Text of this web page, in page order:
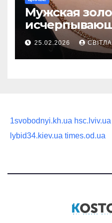
Мужская
руководство
статусного
25.02.2026
1svobodnyi.kh.ua hsc.lviv.ua
lybid34.kiev.ua times.od.ua